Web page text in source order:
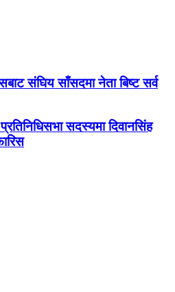
संघिय साँसदमा नेता बिष्ट सर्व
सदस्यमा दिवानसिंह